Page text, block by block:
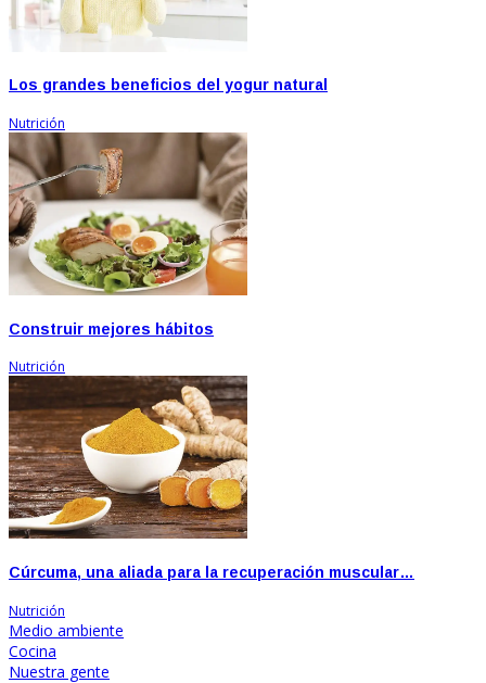
Los grandes beneficios del yogur natural
Nutrición
Construir mejores hábitos
Nutrición
Cúrcuma, una aliada para la recuperación muscular…
Nutrición
Medio ambiente
Cocina
Nuestra gente